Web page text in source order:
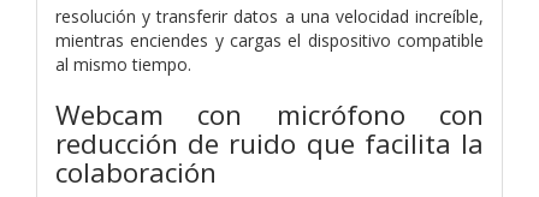
resolución y transferir datos a una velocidad increíble,
mientras enciendes y cargas el dispositivo compatible
al mismo tiempo.
Webcam con micrófono con
reducción de ruido que facilita la
colaboración